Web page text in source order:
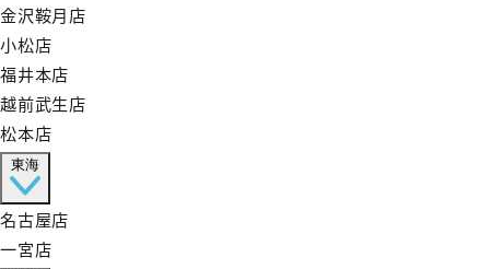
金沢鞍月店
小松店
福井本店
越前武生店
松本店
東海
名古屋店
一宮店